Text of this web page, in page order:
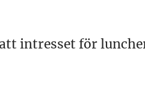
intresset för